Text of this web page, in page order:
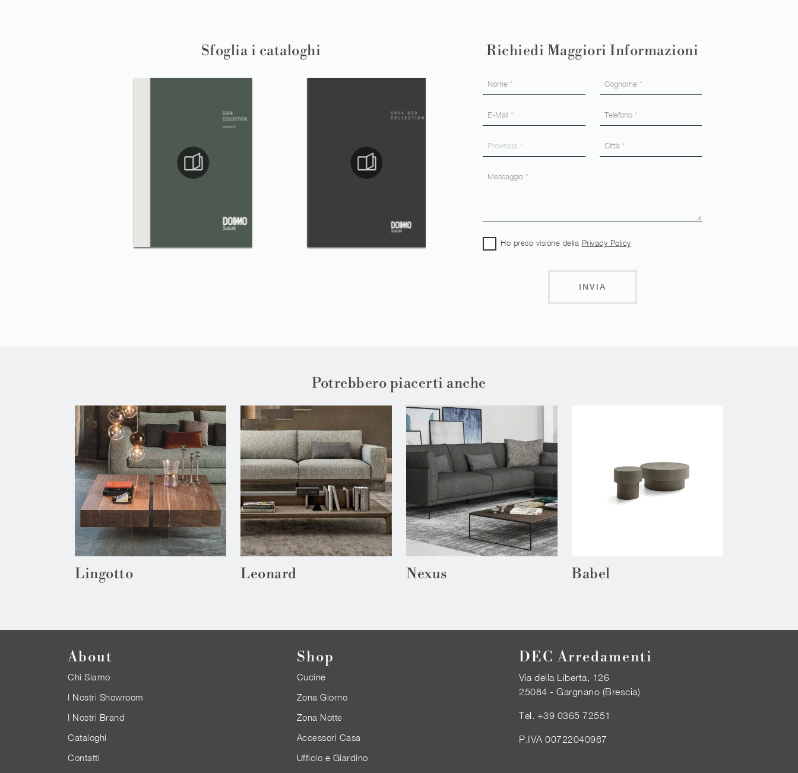
Sfoglia i cataloghi Richiedi Maggiori Informazioni
Ho preso visione della Privacy Policy
INVIA
Potrebbero piacerti anche
Lingotto Leonard Nexus Babel
About
Chi Siamo
I Nostri Showroom
I Nostri Brand
Cataloghi
Contatti
Shop
Cucine
Zona Giorno
Zona Notte
Accessori Casa
Ufficio e Giardino
DEC Arredamenti
Via della Liberta, 126
25084 - Gargnano (Brescia)
Tel. +39 0365 72551
P.IVA 00722040987